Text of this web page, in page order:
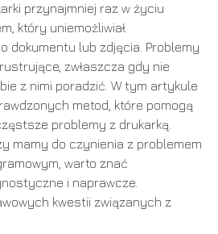
przynajmniej raz w życiu
który uniemożliwiał
dokumentu lub zdjęcia. Problemy
zwłaszcza gdy nie
z nimi poradzić. W tym artykule
metod, które pomogą
problemy z drukarką.
mamy do czynienia z problemem
warto znać
i naprawcze.
kwestii związanych z